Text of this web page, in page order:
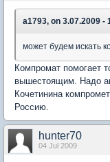
a1793, on 3.07.2009 -
может будем искать
Компромат помогает
вышестоящим. Надо
Кочетинина
Россию.
hunter70
04 Jul 2009